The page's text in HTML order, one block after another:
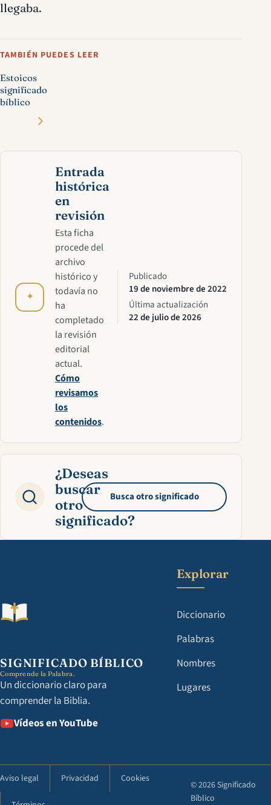
llegaba.
TAMBIÉN PUEDES LEER
Estoicos
significado
bíblico
✦
Entrada
histórica
en
revisión
Esta ficha
procede del
archivo
histórico y
todavía no
ha
completado
la revisión
editorial
actual.
Cómo
revisamos
los
contenidos.
Publicado
19 de noviembre de 2022
Última actualización
22 de julio de 2026
¿Deseas
buscar
otro
significado?
Busca otro significado
SIGNIFICADO BÍBLICO
Comprende la Palabra.
Un diccionario claro para
comprender la Biblia.
Vídeos en YouTube
Explorar
Diccionario
Palabras
Nombres
Lugares
Aviso legal Privacidad Cookies
© 2026 Significado
Bíblico